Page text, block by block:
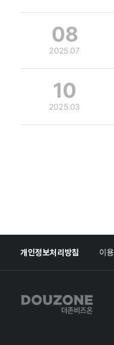
08
2025.07
10
2025.03
개인정보처리방침 이